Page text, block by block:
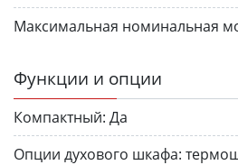
Максимальная номинальная
Функции и опции
Компактный: Да
Опции духового шкафа: